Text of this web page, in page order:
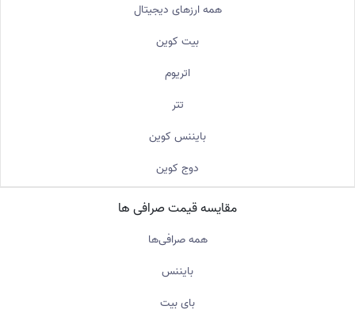
همه ارزهای دیجیتال
بیت کوین
اتریوم
تتر
بایننس کوین
دوج کوین
مقایسه قیمت صرافی ها
همه صرافی‌ها
بایننس
بای بیت